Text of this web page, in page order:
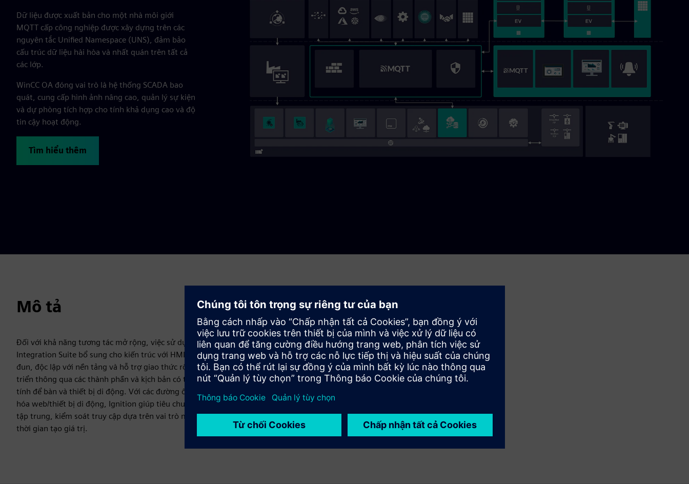
Dữ liệu được xuất bản cho một nhà môi giới
MQTT cấp công nghiệp được xây dựng trên các
nguyên tắc Unified Namespace (UNS), đảm bảo
cấu trúc dữ liệu hài hòa và nhất quán trên tất cả
các lớp.
WinCC OA đóng vai trò là hệ thống SCADA bao
quát, cung cấp hình ảnh nâng cao, quản lý sự kiện
và dự phòng tích hợp cho tính khả dụng cao và độ
tin cậy hoạt động.
Tìm hiểu thêm
Mô tả
Đối với khả năng tương tác mở rộng, việc sử dụng ví dụ: Ignition, WinCC Unified hoặc Wonderware làm HMI &
Integration Suite bổ sung cho kiến trúc với HMI linh hoạt, xử lý báo động và khả năng trực quan hóa web. Thiết kế mô-
đun, độc lập với nền tảng và hỗ trợ giao thức rộng giúp dễ dàng kết nối các hệ thống cũ và hiện đại, tăng tốc độ phát
triển thông qua các thành phần và kịch bản có thể tái sử dụng, đồng thời cung cấp giao diện vận hành đáp ứng trên máy
tính để bàn và thiết bị di động. Với các đường ống báo động tích hợp, kết nối lịch sử và mô-đun Perspective để trực quan
hóa web/thiết bị di động, Ignition giúp tiêu chuẩn hóa chế độ xem hoạt động và phân tích trên toàn nhà máy. Triển khai
tập trung, kiểm soát truy cập dựa trên vai trò mạnh mẽ và tích hợp có thể mở rộng cũng giúp giảm chi phí hoạt động và
thời gian tạo giá trị.